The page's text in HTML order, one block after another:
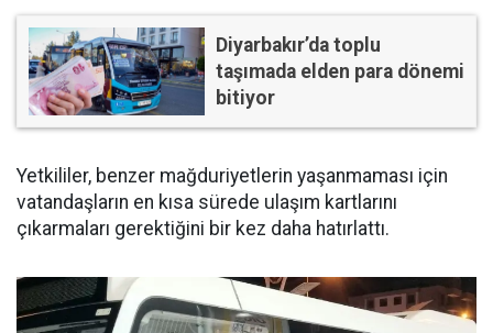
Diyarbakır’da toplu
taşımada elden para dönemi
bitiyor
Yetkililer, benzer mağduriyetlerin yaşanmaması için
vatandaşların en kısa sürede ulaşım kartlarını
çıkarmaları gerektiğini bir kez daha hatırlattı.